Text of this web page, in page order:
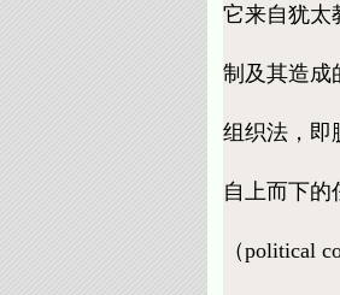
它来自犹太
制及其造成
组织法，即
自上而下的
（political